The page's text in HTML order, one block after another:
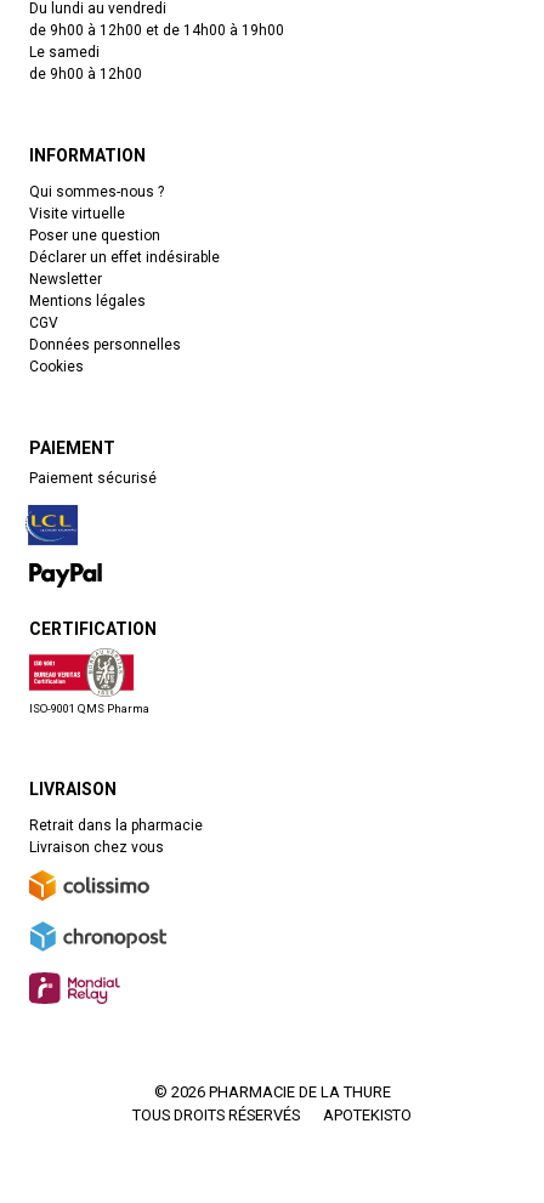
Du lundi au vendredi
de 9h00 à 12h00 et de 14h00 à 19h00
Le samedi
de 9h00 à 12h00
INFORMATION
Qui sommes-nous ?
Visite virtuelle
Poser une question
Déclarer un effet indésirable
Newsletter
Mentions légales
CGV
Données personnelles
Cookies
PAIEMENT
Paiement sécurisé
CERTIFICATION
ISO-9001 QMS Pharma
LIVRAISON
Retrait dans la pharmacie
Livraison chez vous
© 2026 PHARMACIE DE LA THURE
TOUS DROITS RÉSERVÉS
APOTEKISTO